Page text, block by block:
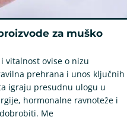
za muško
vitalnost ovise o nizu
prehrana i unos ključnih
igraju presudnu ulogu u
hormonalne ravnoteže i
Me